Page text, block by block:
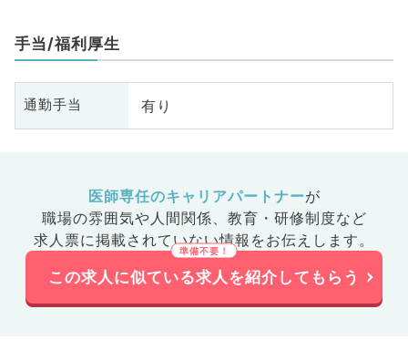
手当/福利厚生
通勤手当 有り
医師専任のキャリアパートナーが
職場の雰囲気や人間関係、 教育・研修制度など
求人票に掲載されていない情報をお伝えします。
この求人に似ている求人を紹介してもらう